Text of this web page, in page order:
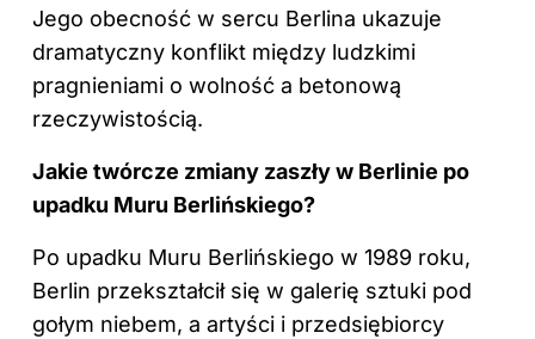
Jego obecność w sercu Berlina ukazuje
dramatyczny konflikt między ludzkimi
pragnieniami o wolność a betonową
rzeczywistością.
Jakie twórcze zmiany zaszły w Berlinie po
upadku Muru Berlińskiego?
Po upadku Muru Berlińskiego w 1989 roku,
Berlin przekształcił się w galerię sztuki pod
gołym niebem, a artyści i przedsiębiorcy